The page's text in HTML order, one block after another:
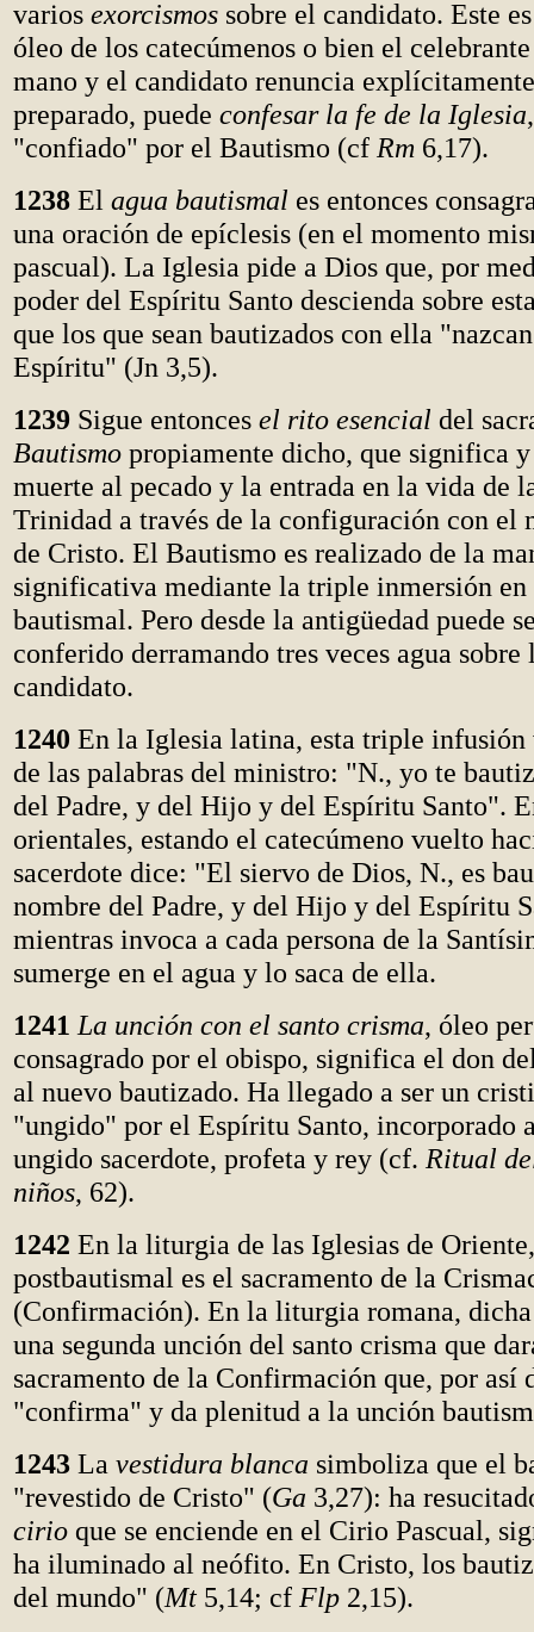
varios exorcismos sobre el candidato. Este
óleo de los catecúmenos o bien el
mano y el candidato renuncia
preparado, puede confesar la fe de la Iglesia
"confiado" por el Bautismo (cf Rm 6,17).
1238 El agua bautismal es entonces
una oración de epíclesis (en el momento
pascual). La Iglesia pide a Dios que, por
poder del Espíritu Santo descienda sobre
que los que sean bautizados con ella
Espíritu" (Jn 3,5).
1239 Sigue entonces el rito esencial del
Bautismo propiamente dicho, que significa
muerte al pecado y la entrada en la vida de
Trinidad a través de la configuración con el
de Cristo. El Bautismo es realizado de la
significativa mediante la triple inmersión en
bautismal. Pero desde la antigüedad puede
conferido derramando tres veces agua sobre
candidato.
1240 En la Iglesia latina, esta triple infusión
de las palabras del ministro: "N., yo te
del Padre, y del Hijo y del Espíritu Santo".
orientales, estando el catecúmeno vuelto
sacerdote dice: "El siervo de Dios, N., es
nombre del Padre, y del Hijo y del Espíritu
mientras invoca a cada persona de la
sumerge en el agua y lo saca de ella.
1241 La unción con el santo crisma, óleo
consagrado por el obispo, significa el don
al nuevo bautizado. Ha llegado a ser un
"ungido" por el Espíritu Santo, incorporado
ungido sacerdote, profeta y rey (cf. Ritual
niños, 62).
1242 En la liturgia de las Iglesias de
postbautismal es el sacramento de la
(Confirmación). En la liturgia romana,
una segunda unción del santo crisma que
sacramento de la Confirmación que, por así
"confirma" y da plenitud a la unción
1243 La vestidura blanca simboliza que el
"revestido de Cristo" (Ga 3,27): ha
cirio que se enciende en el Cirio Pascual,
ha iluminado al neófito. En Cristo, los
del mundo" (Mt 5,14; cf Flp 2,15).